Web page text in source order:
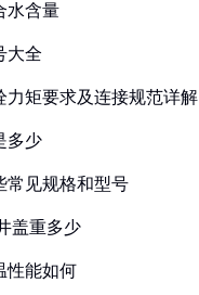
水含量
大全
力矩要求及连接规范详解
多少
常见规格和型号
盖重多少
性能如何